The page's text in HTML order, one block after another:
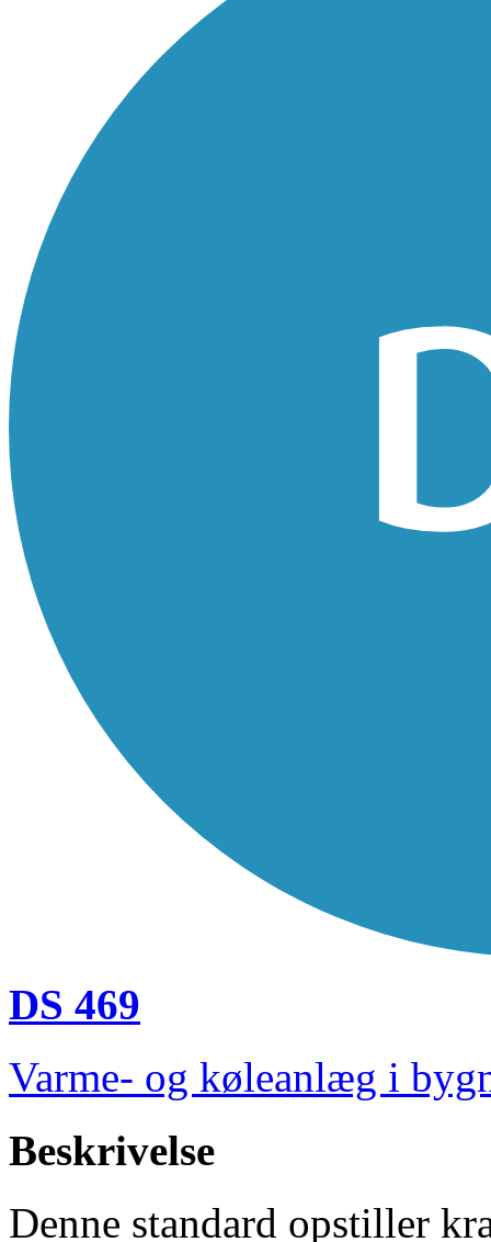
DS 469
Varme- og køleanlæg i
Beskrivelse
Denne standard opstiller